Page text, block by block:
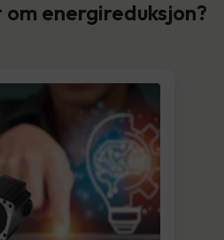
energireduksjon?